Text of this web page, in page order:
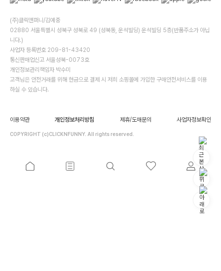
(주)클릭앤퍼니/김예중
02880 서울특별시 성북구 성북로 49 (성북동, 운석빌딩) 운석빌딩 5층(반품주소가 아닙
니다.)
사업자 등록번호 209-81-43420
통신판매업신고 서울성북-0073호
개인정보관리책임자 박수미
고객님은 안전거래를 위해 현금으로 결제 시 저희 소핑몰에 가입한 구매안전서비스를 이용
하실 수 있습니다.
이용약관 개인정보처리방침 제휴/도매문의 사업자정보확인
COPYRIGHT (c)CLICKNFUNNY. All rights reserved.